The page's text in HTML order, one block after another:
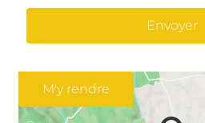
Envoyer
M'y rendre